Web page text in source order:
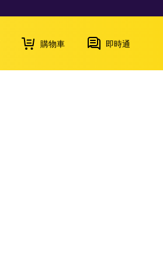
購物車 即時通